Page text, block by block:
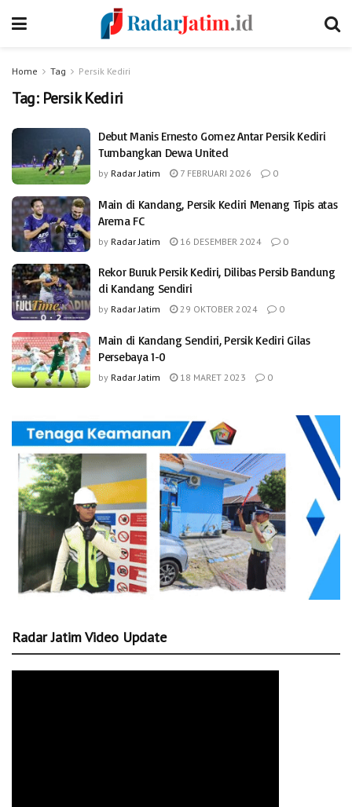
Home Tag Persik Kediri
Tag: Persik Kediri
Debut Manis Ernesto Gomez Antar Persik Kediri
Tumbangkan Dewa United
by Radar Jatim 7 FEBRUARI 2026 0
Main di Kandang, Persik Kediri Menang Tipis atas
Arema FC
by Radar Jatim 16 DESEMBER 2024 0
Rekor Buruk Persik Kediri, Dilibas Persib Bandung
di Kandang Sendiri
by Radar Jatim 29 OKTOBER 2024 0
Main di Kandang Sendiri, Persik Kediri Gilas
Persebaya 1-0
by Radar Jatim 18 MARET 2023 0
Radar Jatim Video Update